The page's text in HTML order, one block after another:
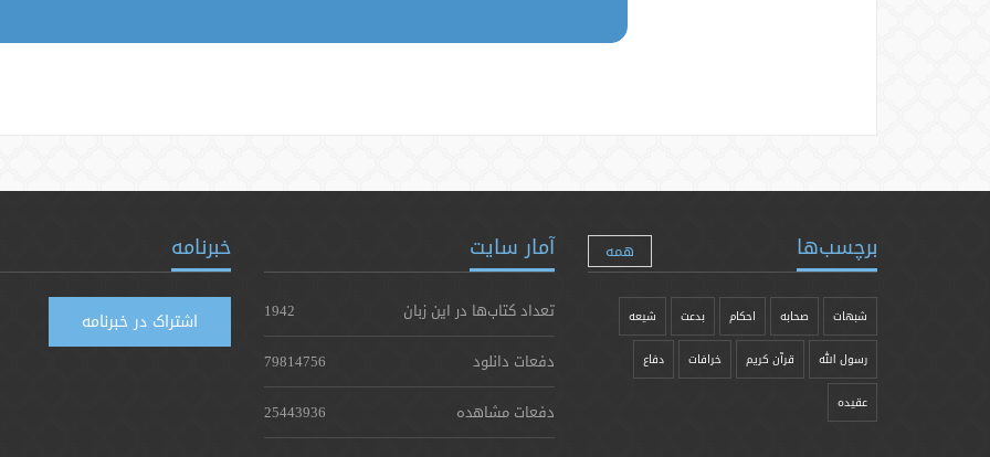
برچسب‌ها همه
شبهات صحابه احکام بدعت شیعه
رسول الله قرآن کریم خرافات دفاع
عقیده
آمار سایت
تعداد کتاب‌ها در این زبان
1942
دفعات دانلود
79814756
دفعات مشاهده
25443936
خبرنامه
اشتراک در خبرنامه